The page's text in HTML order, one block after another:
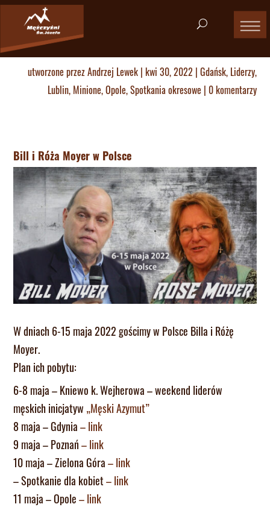
utworzone przezAndrzej Lewek| kwi 30, 2022 | Gdańsk, Liderzy,
Lublin, Minione,Opole,Spotkania okresowe | 0 komentarzy
Bill i Róża Moyer w Polsce
W dniach 6-15 maja 2022 gościmy w Polsce Billa i Różę
Moyer.
Plan ich pobytu:
6-8 maja – Kniewo k. Wejherowa – weekend liderów
męskich inicjatyw „Męski Azymut”
8 maja – Gdynia– link
9 maja – Poznań– link
10 maja – Zielona Góra– link
– Spotkanie dla kobiet– link
11 maja – Opole– link